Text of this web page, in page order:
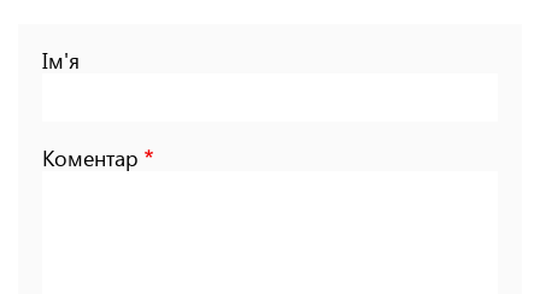
Ім'я
Коментар